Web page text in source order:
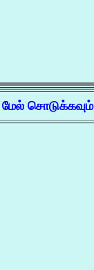
மேல் சொடுக்கவும்